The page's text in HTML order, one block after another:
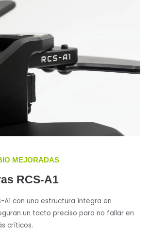
MEJORADAS
RCS-A1
A1 con una estructura íntegra en
un tacto preciso para no fallar en
críticos.